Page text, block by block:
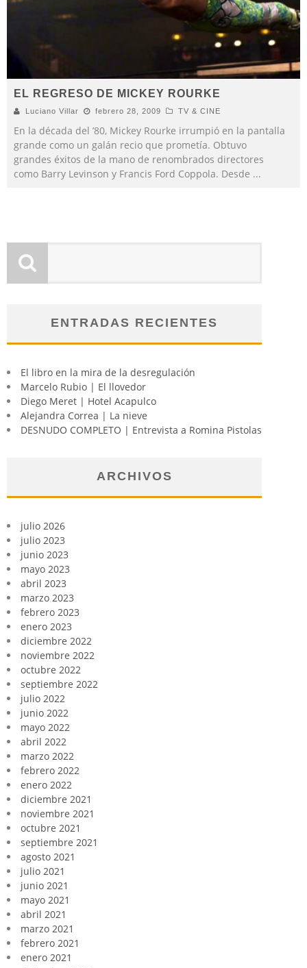
EL REGRESO DE MICKEY ROURKE
Luciano Villar febrero 28, 2009 TV & CINE
En la década del ’80, Mickey Rourke irrumpió en la pantalla
grande como un galán recio que prometía. Obtuvo
grandes éxitos de la mano de renombrados directores
como Barry Levinson y Francis Ford Coppola. Desde ...
ENTRADAS RECIENTES
El libro en la mira de la desregulación
Marcelo Rubio | El llovedor
Diego Meret | Hotel Acapulco
Alejandra Correa | La nieve
DESNUDO COMPLETO | Entrevista a Romina Pistolas
ARCHIVOS
julio 2026
julio 2023
junio 2023
mayo 2023
abril 2023
marzo 2023
febrero 2023
enero 2023
diciembre 2022
noviembre 2022
octubre 2022
septiembre 2022
julio 2022
junio 2022
mayo 2022
abril 2022
marzo 2022
febrero 2022
enero 2022
diciembre 2021
noviembre 2021
octubre 2021
septiembre 2021
agosto 2021
julio 2021
junio 2021
mayo 2021
abril 2021
marzo 2021
febrero 2021
enero 2021